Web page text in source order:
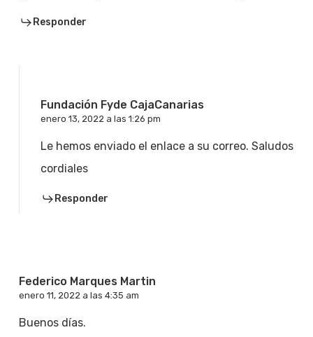
Responder
Fundación Fyde CajaCanarias
enero 13, 2022 a las 1:26 pm
Le hemos enviado el enlace a su correo. Saludos
cordiales
Responder
Federico Marques Martin
enero 11, 2022 a las 4:35 am
Buenos días.